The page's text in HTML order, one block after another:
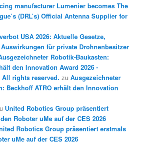
manufacturer Lumenier becomes The
(DRL’s) Official Antenna Supplier for
USA 2026: Aktuelle Gesetze,
für private Drohnenbesitzer
Robotik-Baukasten:
den Innovation Award 2026 -
rights reserved. zuAusgezeichneter
Beckhoff ATRO erhält den Innovation
United Robotics Group präsentiert
Roboter uMe auf der CES 2026
Robotics Group präsentiert erstmals
uMe auf der CES 2026